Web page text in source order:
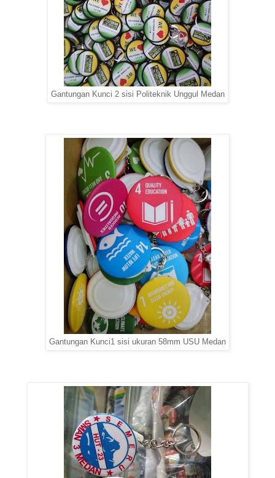
Gantungan Kunci 2 sisi Politeknik Unggul Medan
Gantungan Kunci1 sisi ukuran 58mm USU Medan